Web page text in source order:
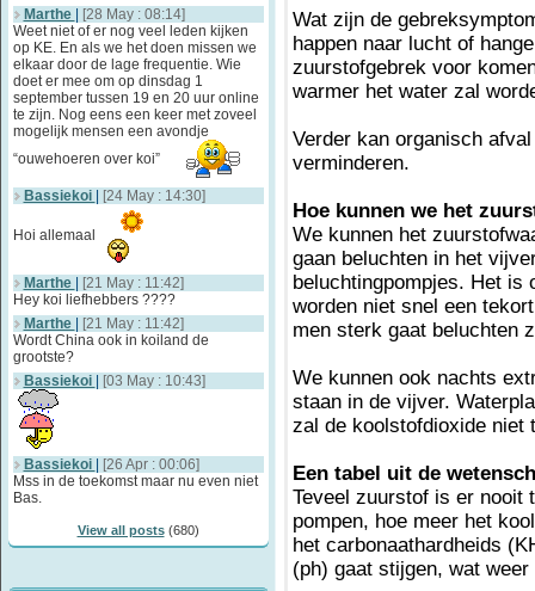
Marthe
[28 May : 08:14]
Weet niet of er nog veel leden kijken
op KE. En als we het doen missen we
elkaar door de lage frequentie. Wie
doet er mee om op dinsdag 1
september tussen 19 en 20 uur online
te zijn. Nog eens een keer met zoveel
mogelijk mensen een avondje
“ouwehoeren over koi”
Bassiekoi [24 May : 14:30]
Hoi allemaal
Marthe
[21 May : 11:42]
Hey koi liefhebbers ????
Marthe
[21 May : 11:42]
Wordt China ook in koiland de
grootste?
Bassiekoi
[03 May : 10:43]
Bassiekoi
[26 Apr : 00:06]
Mss in de toekomst maar nu even niet
Bas.
View all posts(680)
Wat zijn de
happen naar lucht of
zuurstofgebrek voor
warmer het water zal
Verder kan organisch
verminderen.
Hoe kunnen we het
We kunnen het
gaan beluchten in het
beluchtingpompjes. Het is
worden niet snel een
men sterk gaat beluchten
We kunnen ook nachts
staan in de vijver.
zal de koolstofdioxide niet
Een tabel uit de
Teveel zuurstof is er nooit
pompen, hoe meer het
het carbonaathardheids
(ph) gaat stijgen, wat